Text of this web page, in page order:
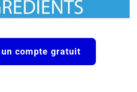
compte gratuit